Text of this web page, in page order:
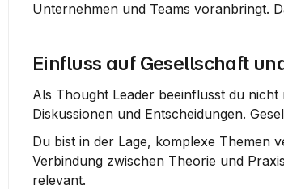
Unternehmen und Teams voranbringt.
Einfluss auf Gesellschaft
Als Thought Leader beeinflusst du
Diskussionen und Entscheidungen.
Du bist in der Lage, komplexe Themen
Verbindung zwischen Theorie und
relevant.